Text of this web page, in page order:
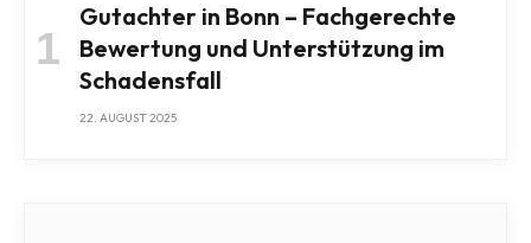
Gutachter in Bonn – Fachgerechte
Bewertung und Unterstützung im
Schadensfall
22. AUGUST 2025